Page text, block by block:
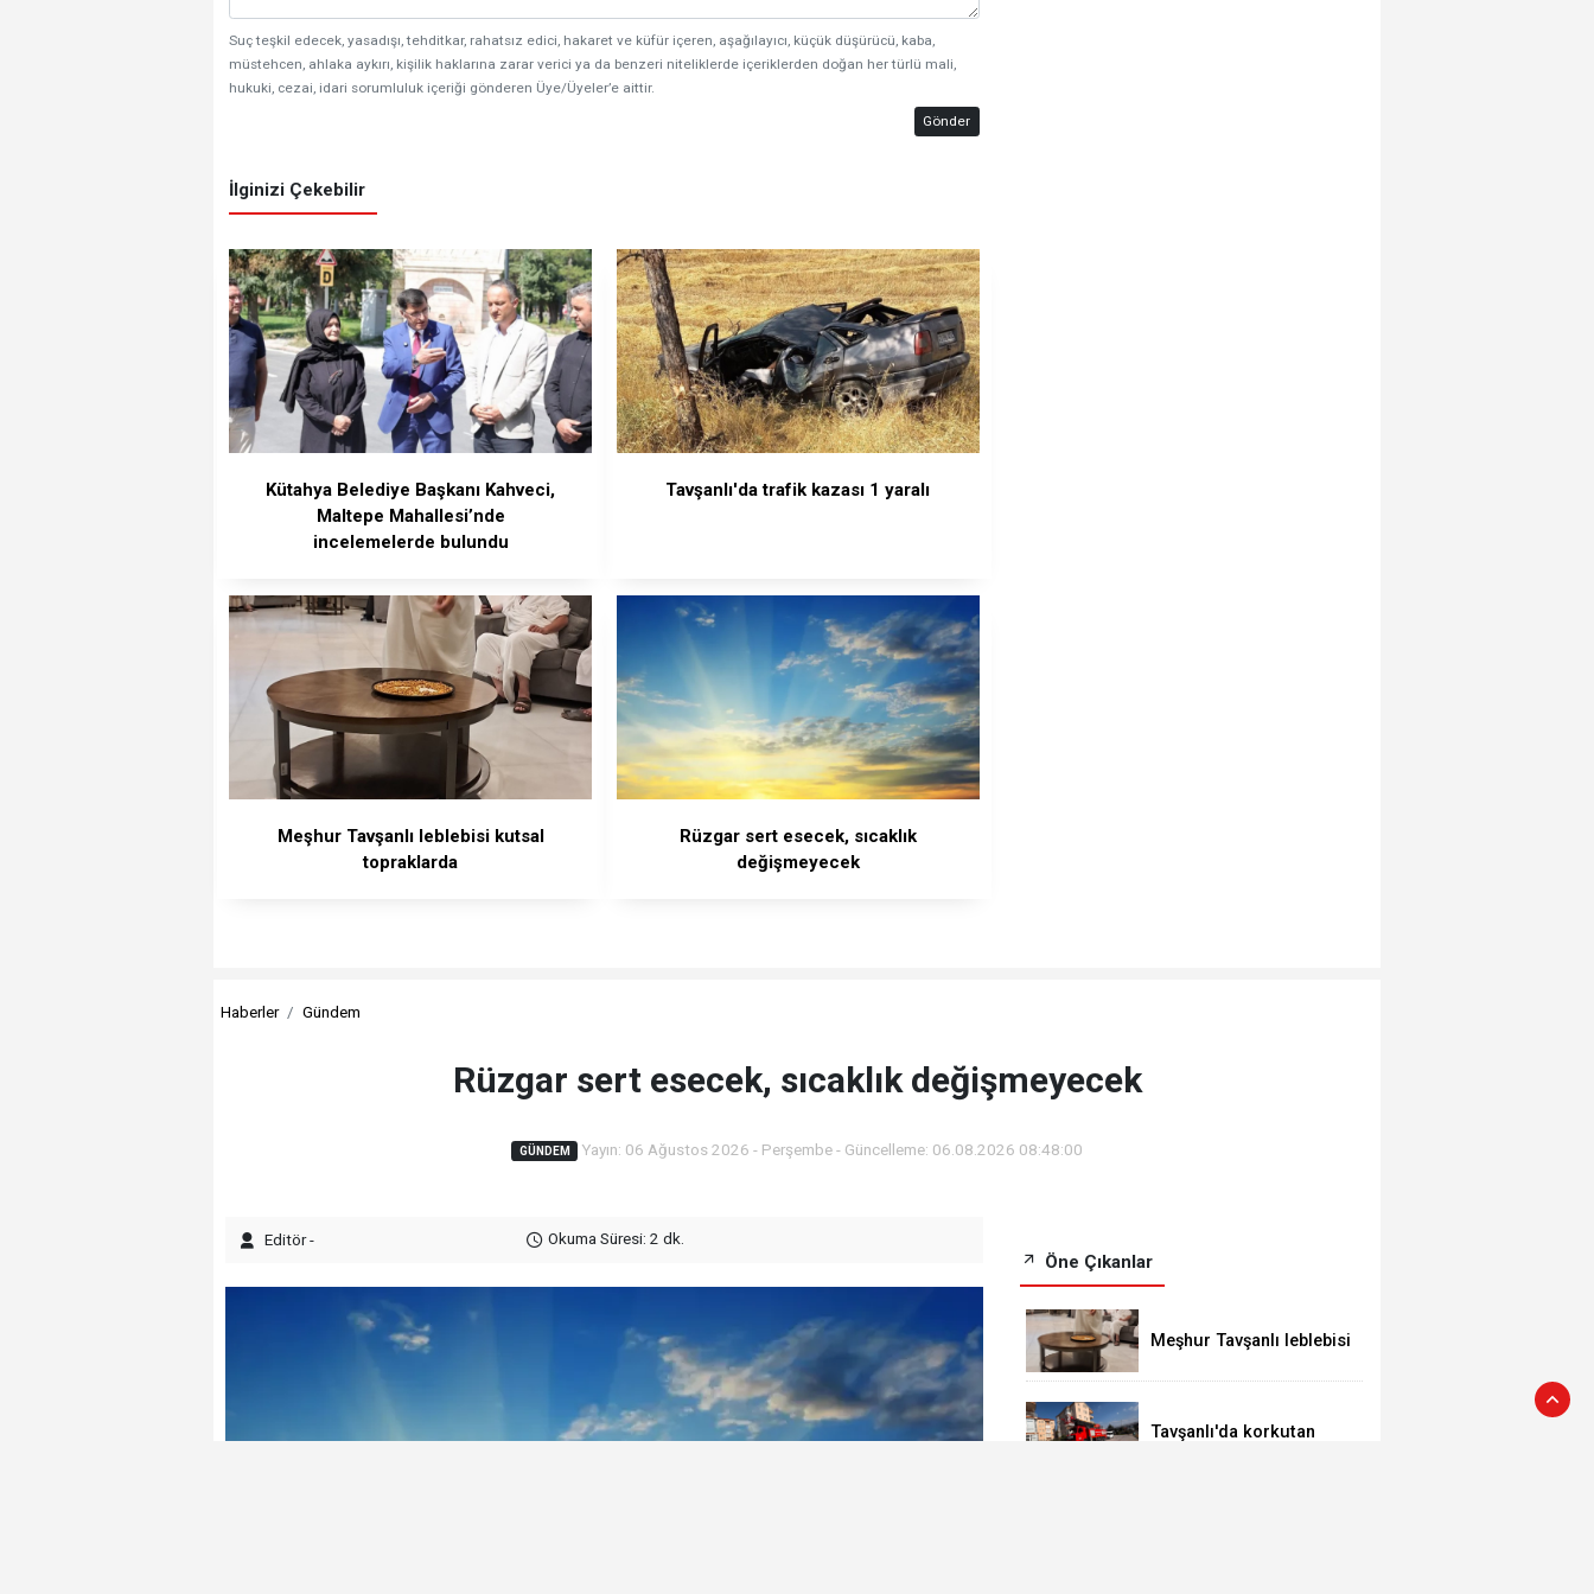
Suç teşkil edecek, yasadışı, tehditkar, rahatsız edici, hakaret ve küfür içeren, aşağılayıcı, küçük düşürücü, kaba,
müstehcen, ahlaka aykırı, kişilik haklarına zarar verici ya da benzeri niteliklerde içeriklerden doğan her türlü mali,
hukuki, cezai, idari sorumluluk içeriği gönderen Üye/Üyeler’e aittir.
Gönder
İlginizi Çekebilir
Kütahya Belediye Başkanı Kahveci,
Maltepe Mahallesi’nde
incelemelerde bulundu
Tavşanlı'da trafik kazası 1 yaralı
Meşhur Tavşanlı leblebisi kutsal
topraklarda
Rüzgar sert esecek, sıcaklık
değişmeyecek
Haberler Gündem
Rüzgar sert esecek, sıcaklık değişmeyecek
GÜNDEM Yayın: 06 Ağustos 2026 - Perşembe - Güncelleme: 06.08.2026 08:48:00
Editör - Okuma Süresi: 2 dk.
Öne Çıkanlar
Meşhur Tavşanlı leblebisi
Tavşanlı'da korkutan